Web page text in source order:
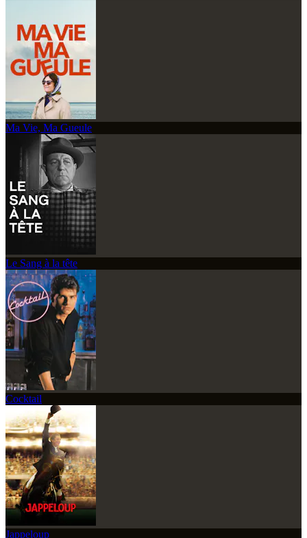
Ma Vie, Ma Gueule
Le Sang à la tête
Cocktail
Jappeloup